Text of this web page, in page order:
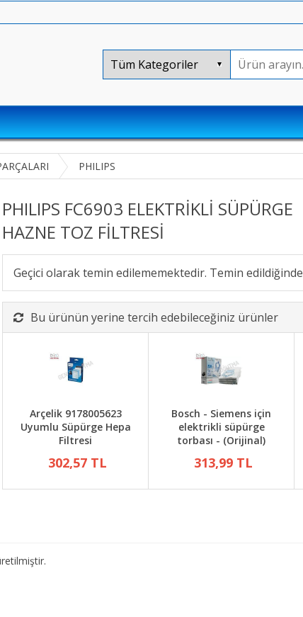
PHILIPS
PHILIPS FC6903 ELEKTRİKLİ SÜPÜRGE
HAZNE TOZ FİLTRESİ
Geçici olarak temin edilememektedir. Temin edildiğinde
Bu ürünün yerine tercih edebileceğiniz ürünler
Arçelik 9178005623
Uyumlu Süpürge Hepa
Filtresi
302,57 TL
Bosch - Siemens için
elektrikli süpürge
torbası - (Orijinal)
313,99 TL